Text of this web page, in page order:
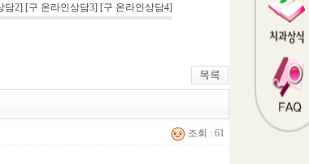
담2] [구 온라인상담3] [구 온라인상담4]
조회 : 61